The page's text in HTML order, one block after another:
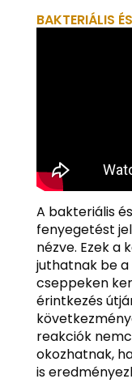
BAKTERIÁLIS
A bakteriális
fenyegetést
nézve. Ezek a
juthatnak be
cseppeken
érintkezés
reakciók
okozhatnak,
is